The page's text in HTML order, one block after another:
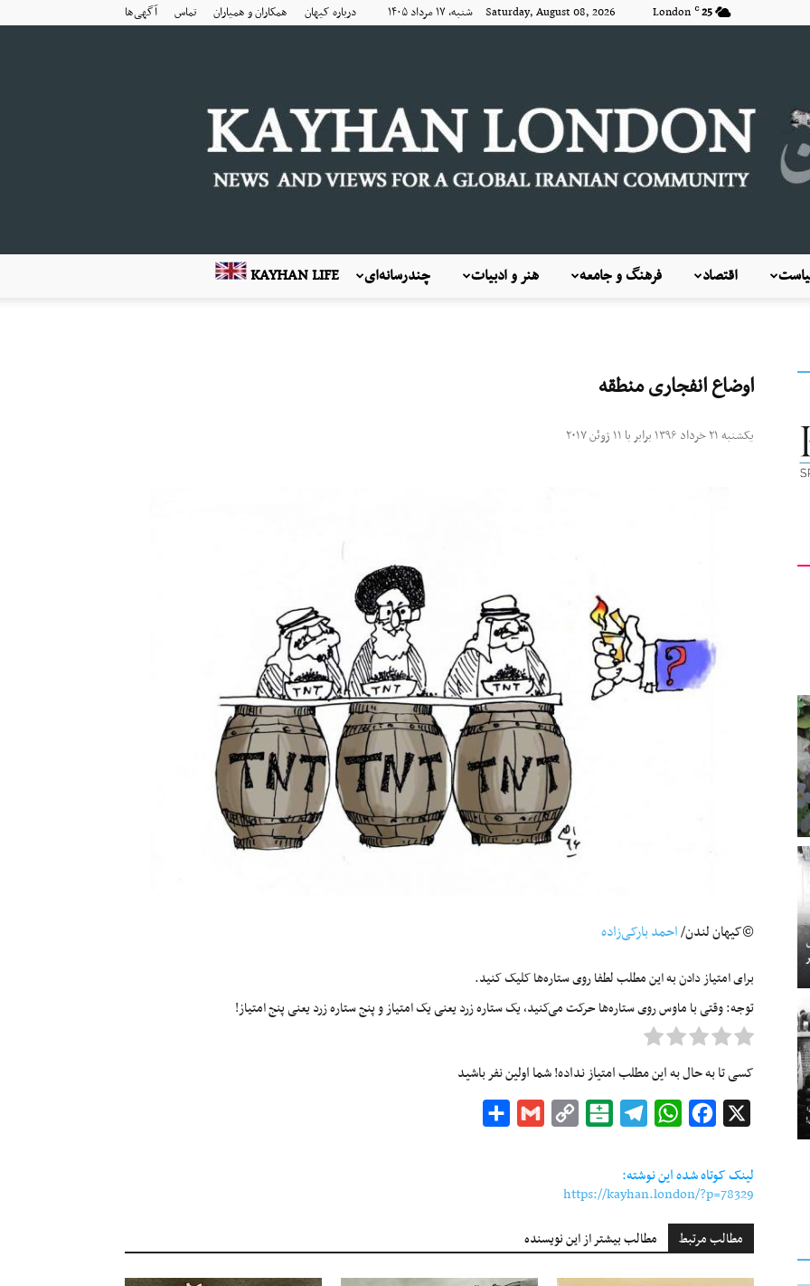
25
C
London Saturday, August 08, 2026 شنبه, ۱۷ مرداد ۱۴۰۵ درباره کیهان همکاران و همیاران تماس آگهی‌ها
کیهان
KAYHAN LIFE چندرسانه‌ای هنر و ادبیات فرهنگ و جامعه اقتصاد
اوضاع انفجاری منطقه
یکشنبه ۲۱ خرداد ۱۳۹۶ برابر با ۱۱ ژوئن ۲۰۱۷
©کیهان لندن/احمد بارکی‌زاده
برای امتیاز دادن به این مطلب لطفا روی ستاره‌ها کلیک کنید.
توجه: وقتی با ماوس روی ستاره‌ها حرکت می‌کنید، یک ستاره زرد یعنی یک امتیاز و پنج ستاره زرد یعنی پنج امتیاز!
کسی تا به حال به این مطلب امتیاز نداده! شما اولین نفر باشید
Facebook
WhatsApp
Telegram
Balatarin
Copy
Gmail
لینک کوتاه شده این نوشته:
https://kayhan.london/?p=78329
مطالب مرتبط مطالب بیشتر از این نویسنده